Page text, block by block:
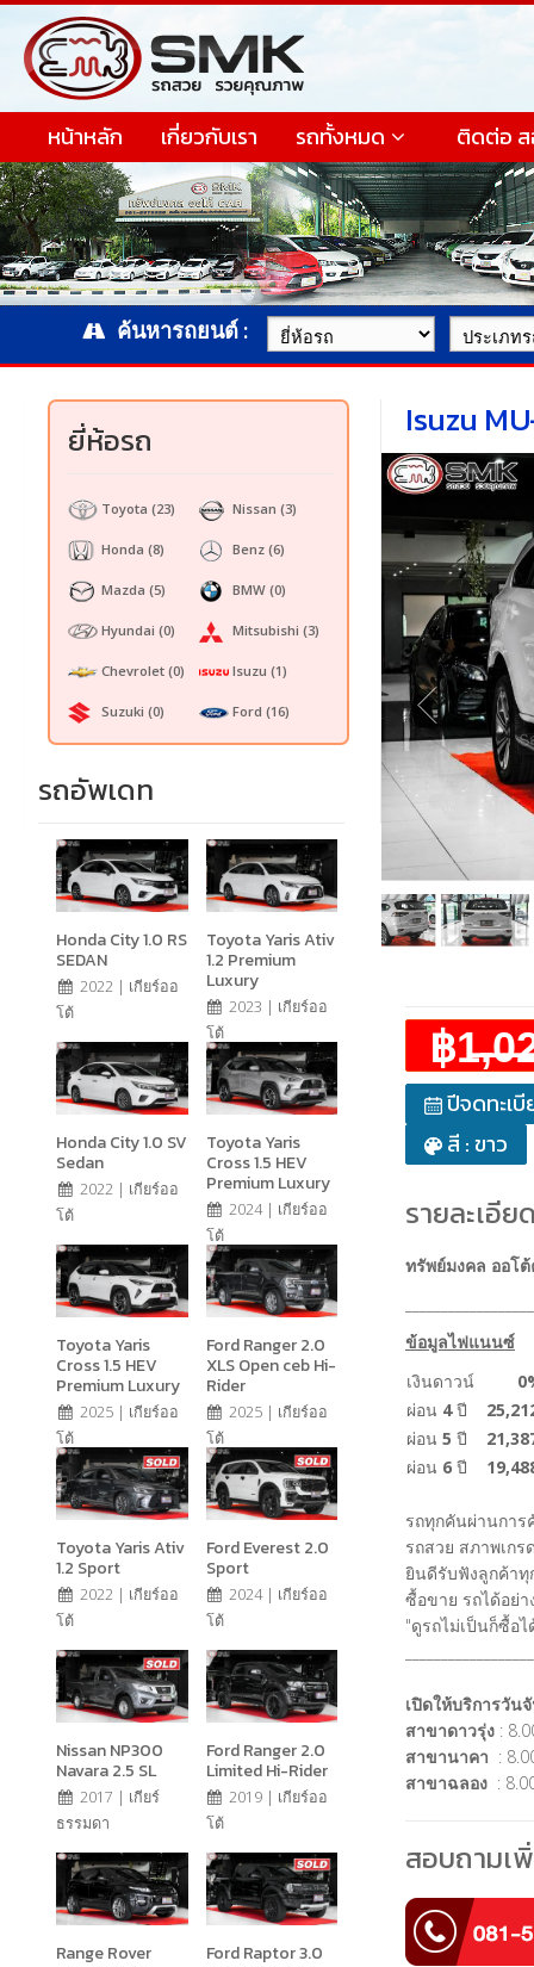
หน้าหลัก เกี่ยวกับเรา รถทั้งหมด ติดต่อ
ค้นหารถยนต์ :
ยี่ห้อรถ
Toyota (23)
Honda (8)
Mazda (5)
Hyundai (0)
Chevrolet (0)
Suzuki (0)
Nissan (3)
Benz (6)
BMW (0)
Mitsubishi (3)
Isuzu (1)
Ford (16)
รถอัพเดท
Honda City 1.0 RS
SEDAN
2022 | เกียร์ออ
โต้
Toyota Yaris Ativ
1.2 Premium
Luxury
2023 | เกียร์ออ
โต้
Honda City 1.0 SV
Sedan
2022 | เกียร์ออ
โต้
Toyota Yaris
Cross 1.5 HEV
Premium Luxury
2024 | เกียร์ออ
โต้
Toyota Yaris
Cross 1.5 HEV
Premium Luxury
2025 | เกียร์ออ
โต้
Ford Ranger 2.0
XLS Open ceb Hi-
Rider
2025 | เกียร์ออ
โต้
Toyota Yaris Ativ
1.2 Sport
2022 | เกียร์ออ
โต้
Ford Everest 2.0
Sport
2024 | เกียร์ออ
โต้
Nissan NP300
Navara 2.5 SL
2017 | เกียร์
ธรรมดา
Ford Ranger 2.0
Limited Hi-Rider
2019 | เกียร์ออ
โต้
Range Rover
Ford Raptor 3.0
Isuzu
฿
ปีจดทะเ
สี : ขาว
รายละเอี
ทรัพย์มงคล ออโ
ข้อมูลไฟแนนซ์
เงินดาวน์
ผ่อน 4ปี
ผ่อน 5 ปี
ผ่อน 6 ปี
รถทุกคันผ่านกา
รถสวย สภาพเกร
ยินดีรับฟังลูกค้าทุ
ซื้อขาย รถได้อย่
"ดูรถไม่เป็นก็ซื้อ
เปิดให้บริการวัน
สาขาดาวรุ่ง :
สาขานาคา :
สาขาฉลอง :
สอบถามเ